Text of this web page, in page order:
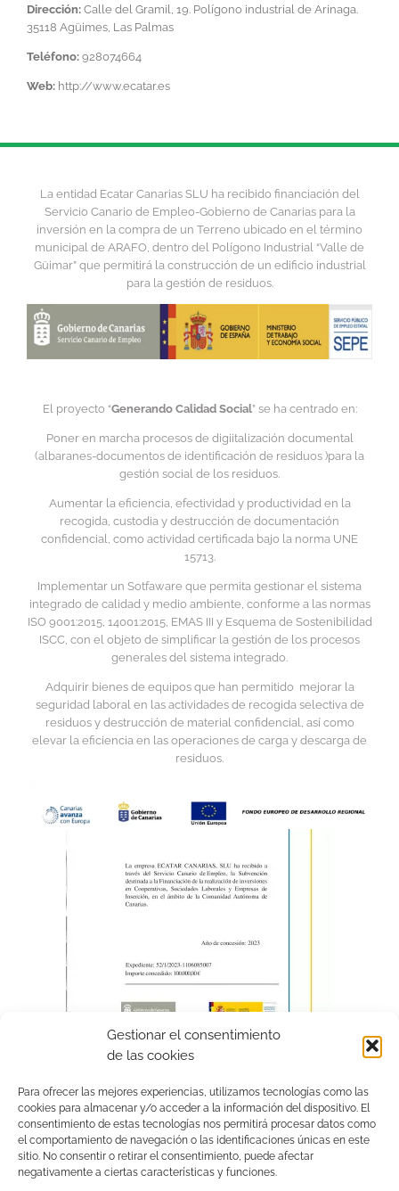
Gestionar el consentimiento
de las cookies
Para ofrecer las mejores experiencias, utilizamos tecnologías como las
cookies para almacenar y/o acceder a la información del dispositivo. El
consentimiento de estas tecnologías nos permitirá procesar datos como
el comportamiento de navegación o las identificaciones únicas en este
sitio. No consentir o retirar el consentimiento, puede afectar
negativamente a ciertas características y funciones.
Dirección: Calle del Gramil, 19. Polígono industrial de Arinaga.
35118 Agüimes, Las Palmas
Teléfono: 928074664
Web: http://www.ecatar.es
La entidad Ecatar Canarias SLU ha recibido financiación del
Servicio Canario de Empleo-Gobierno de Canarias para la
inversión en la compra de un Terreno ubicado en el término
municipal de ARAFO, dentro del Polígono Industrial “Valle de
Güimar” que permitirá la construcción de un edificio industrial
para la gestión de residuos.
El proyecto “Generando Calidad Social” se ha centrado en:
Poner en marcha procesos de digiitalización documental
(albaranes-documentos de identificación de residuos )para la
gestión social de los residuos.
Aumentar la eficiencia, efectividad y productividad en la
recogida, custodia y destrucción de documentación
confidencial, como actividad certificada bajo la norma UNE
15713.
Implementar un Sotfaware que permita gestionar el sistema
integrado de calidad y medio ambiente, conforme a las normas
ISO 9001:2015, 14001:2015, EMAS III y Esquema de Sostenibilidad
ISCC, con el objeto de simplificar la gestión de los procesos
generales del sistema integrado.
Adquirir bienes de equipos que han permitido mejorar la
seguridad laboral en las actividades de recogida selectiva de
residuos y destrucción de material confidencial, así como
elevar la eficiencia en las operaciones de carga y descarga de
residuos.